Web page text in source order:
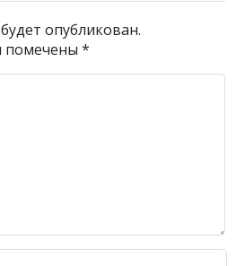
опубликован.
помечены*